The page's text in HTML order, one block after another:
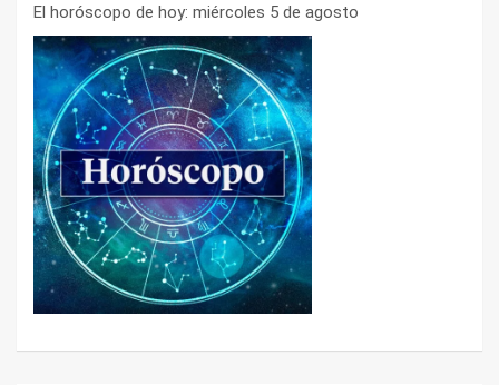
El horóscopo de hoy: miércoles 5 de agosto